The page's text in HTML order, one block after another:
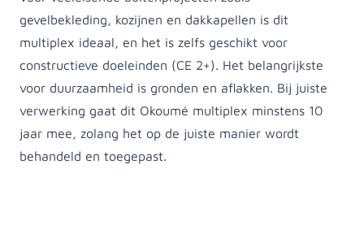
gevelbekleding, kozijnen en dakkapellen is dit
multiplex ideaal, en het is zelfs geschikt voor
constructieve doeleinden (CE 2+). Het belangrijkste
voor duurzaamheid is gronden en aflakken. Bij juiste
verwerking gaat dit Okoumé multiplex minstens 10
jaar mee, zolang het op de juiste manier wordt
behandeld en toegepast.